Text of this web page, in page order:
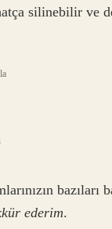
silinebilir ve
bazıları
ederim.